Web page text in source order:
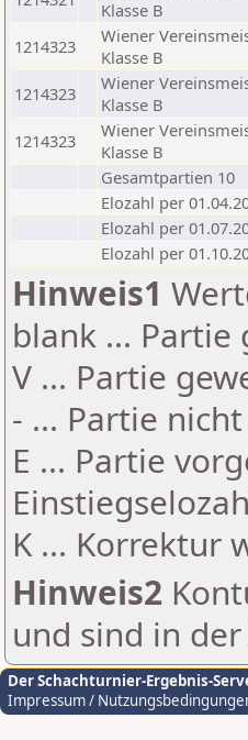
Klasse B
1214323
Wiener
Klasse B
1214323
Wiener
Klasse B
1214323
Wiener
Klasse B
Gesamtpartien 10
Elozahl per
Elozahl per
Elozahl per
Hinweis1
blank ...
V ... Partie
- ... Partie
E ... Partie
K ... Korrektur
Hinweis2
und sind in
Der Schachturnier-Ergebnis-
Impressum /